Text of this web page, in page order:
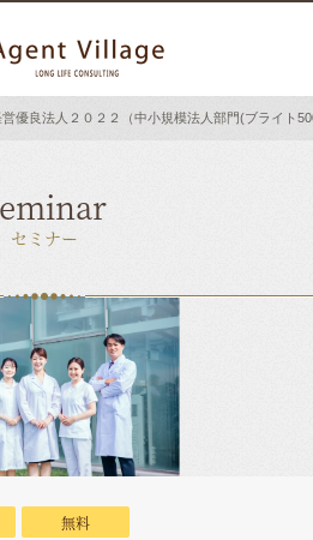
優良法人２０２２（中小規模法人部門(ブライト
セミナー
無料